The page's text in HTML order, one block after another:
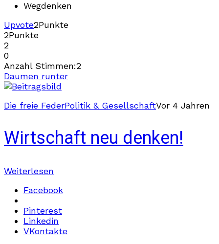
Wegdenken
Upvote2Punkte
2Punkte
2
0
Anzahl Stimmen:2
Daumen runter
Die freie FederPolitik & GesellschaftVor 4 Jahren
Wirtschaft neu denken!
Weiterlesen
Facebook
Pinterest
Linkedin
VKontakte